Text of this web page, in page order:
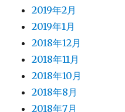
2019年2月
2019年1月
2018年12月
2018年11月
2018年10月
2018年8月
2018年7月